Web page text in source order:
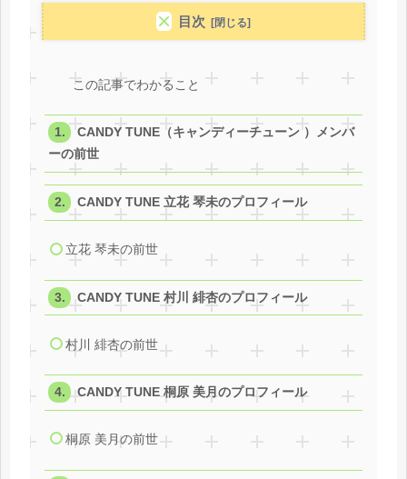
目次
この記事でわかること
CANDY TUNE（キャンディーチューン ）メンバ
ーの前世
CANDY TUNE 立花 琴未のプロフィール
立花 琴未の前世
CANDY TUNE 村川 緋杏のプロフィール
村川 緋杏の前世
CANDY TUNE 桐原 美月のプロフィール
桐原 美月の前世